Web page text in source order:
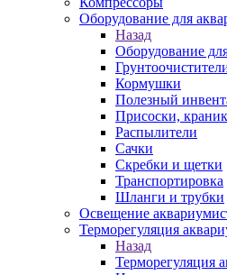
Оборудование для
Назад
Оборудование
Кормушки
Полезный
Присоски,
Распылители
Сачки
Скребки и щетки
Транспортировка
Шланги и трубки
Освещение
Терморегуляция
Назад
Терморегуляция